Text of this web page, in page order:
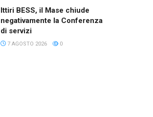
Ittiri BESS, il Mase chiude
negativamente la Conferenza
di servizi
7 AGOSTO 2026 0